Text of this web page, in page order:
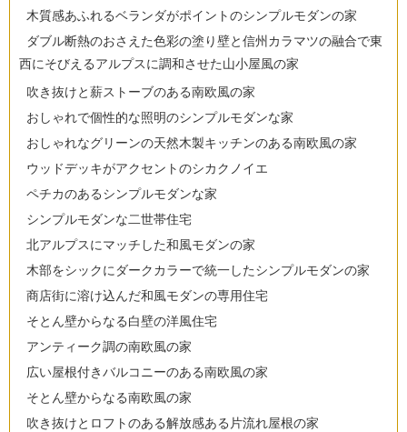
木質感あふれるベランダがポイントのシンプルモダンの家
ダブル断熱のおさえた色彩の塗り壁と信州カラマツの融合で東
西にそびえるアルプスに調和させた山小屋風の家
吹き抜けと薪ストーブのある南欧風の家
おしゃれで個性的な照明のシンプルモダンな家
おしゃれなグリーンの天然木製キッチンのある南欧風の家
ウッドデッキがアクセントのシカクノイエ
ペチカのあるシンプルモダンな家
シンプルモダンな二世帯住宅
北アルプスにマッチした和風モダンの家
木部をシックにダークカラーで統一したシンプルモダンの家
商店街に溶け込んだ和風モダンの専用住宅
そとん壁からなる白壁の洋風住宅
アンティーク調の南欧風の家
広い屋根付きバルコニーのある南欧風の家
そとん壁からなる南欧風の家
吹き抜けとロフトのある解放感ある片流れ屋根の家